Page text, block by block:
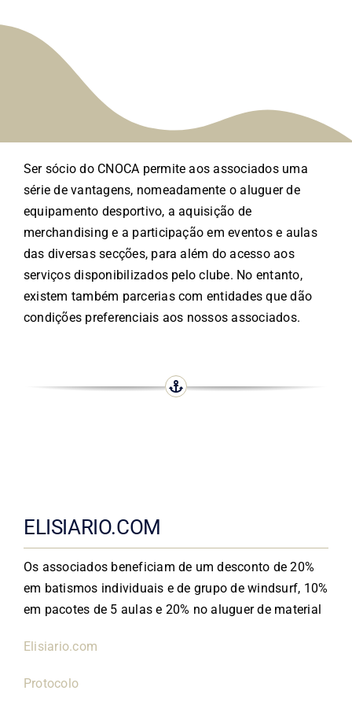
Ser sócio do CNOCA permite aos associados uma
série de vantagens, nomeadamente o aluguer de
equipamento desportivo, a aquisição de
merchandising e a participação em eventos e aulas
das diversas secções, para além do acesso aos
serviços disponibilizados pelo clube. No entanto,
existem também parcerias com entidades que dão
condições preferenciais aos nossos associados.
ELISIARIO.COM
Os associados beneficiam de um desconto de 20%
em batismos individuais e de grupo de windsurf, 10%
em pacotes de 5 aulas e 20% no aluguer de material
Elisiario.com
Protocolo